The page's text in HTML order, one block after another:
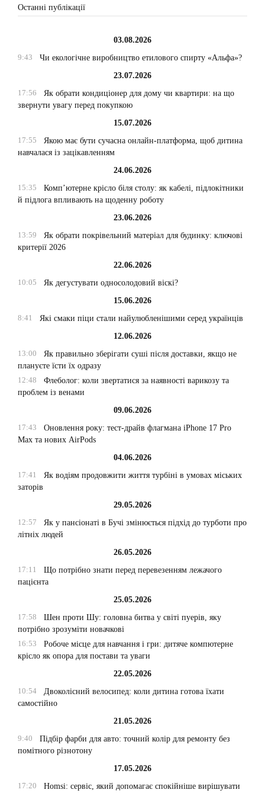
Останні публікації
03.08.2026
9:43
Чи екологічне виробництво етилового спирту «Альфа»?
23.07.2026
17:56
Як обрати кондиціонер для дому чи квартири: на що
звернути увагу перед покупкою
15.07.2026
17:55
Якою має бути сучасна онлайн-платформа, щоб дитина
навчалася із зацікавленням
24.06.2026
15:35
Комп’ютерне крісло біля столу: як кабелі, підлокітники
й підлога впливають на щоденну роботу
23.06.2026
13:59
Як обрати покрівельний матеріал для будинку: ключові
критерії 2026
22.06.2026
10:05
Як дегустувати односолодовий віскі?
15.06.2026
8:41
Які смаки піци стали найулюбленішими серед українців
12.06.2026
13:00
Як правильно зберігати суші після доставки, якщо не
плануєте їсти їх одразу
12:48
Флеболог: коли звертатися за наявності варикозу та
проблем із венами
09.06.2026
17:43
Оновлення року: тест-драйв флагмана iPhone 17 Pro
Max та нових AirPods
04.06.2026
17:41
Як водіям продовжити життя турбіні в умовах міських
заторів
29.05.2026
12:57
Як у пансіонаті в Бучі змінюється підхід до турботи про
літніх людей
26.05.2026
17:11
Що потрібно знати перед перевезенням лежачого
пацієнта
25.05.2026
17:58
Шен проти Шу: головна битва у світі пуерів, яку
потрібно зрозуміти новачкові
16:53
Робоче місце для навчання і гри: дитяче компютерне
крісло як опора для постави та уваги
22.05.2026
10:54
Двоколісний велосипед: коли дитина готова їхати
самостійно
21.05.2026
9:40
Підбір фарби для авто: точний колір для ремонту без
помітного різнотону
17.05.2026
17:20
Homsi: сервіс, який допомагає спокійніше вирішувати